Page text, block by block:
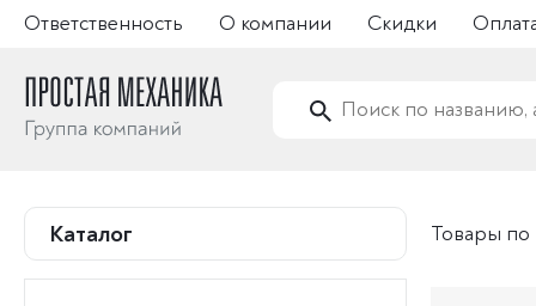
Ответственность О компании Скидки
Каталог Товары по